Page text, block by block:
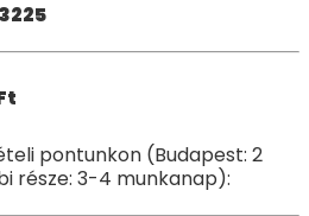
pontunkon (Budapest: 2
része: 3-4 munkanap):